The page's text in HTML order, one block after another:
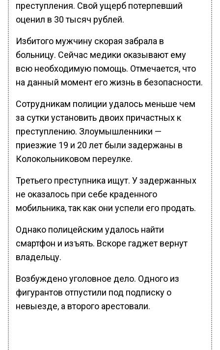
преступления. Свой ущерб потерпевший
оценил в 30 тысяч рублей.
Избитого мужчину скорая забрала в
больницу. Сейчас медики оказывают ему
всю необходимую помощь. Отмечается, что
на данный момент его жизнь в безопасности.
Сотрудникам полиции удалось меньше чем
за сутки установить двоих причастных к
преступлению. Злоумышленники —
приезжие 19 и 20 лет были задержаны в
Колокольниковом переулке.
Третьего преступника ищут. У задержанных
не оказалось при себе краденного
мобильника, так как они успели его продать.
Однако полицейским удалось найти
смартфон и изъять. Вскоре гаджет вернут
владельцу.
Возбуждено уголовное дело. Одного из
фигурантов отпустили под подписку о
невыезде, а второго арестовали.